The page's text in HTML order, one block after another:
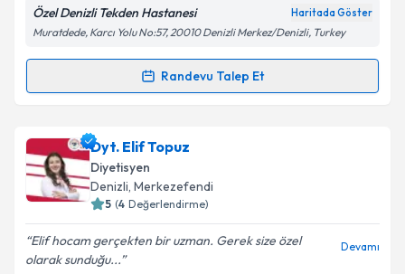
kapsamda işlenmesini kabul ediyorum.
Takvim Talebini Gönder
Özel Denizli Tekden Hastanesi Haritada Göster
Muratdede, Karcı Yolu No:57, 20010 Denizli Merkez/Denizli, Turkey
Randevu Talep Et
Randevu Takvimi Talebi
Dyt. Meryem Güçiçin randevu takvimi talebi
oluşturun. Size bu uzmandan randevu almanız için bir
takvim hazırlandığında e-posta ile bilgilendireceğiz.
Dyt. Elif Topuz
Diyetisyen
Denizli, Merkezefendi
5 (4 Değerlendirme)
Elif hocam gerçekten bir uzman. Gerek size özel
olarak sunduğu...
Devamı